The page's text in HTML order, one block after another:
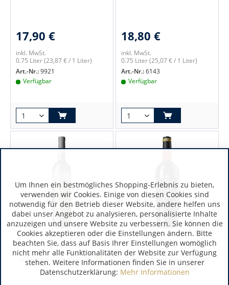
17,90 €
inkl. MwSt.
0.75 Liter(23,87 € / 1 Liter)
Art.-Nr.:9921
Verfügbar
18,80 €
inkl. MwSt.
0.75 Liter(25,07 € / 1 Liter)
Art.-Nr.:6143
Verfügbar
Burgenland | Österreich
Hillinger Hillside White
Apulien | Italien
Cantine due Palme 1943 del
Presidente Barrique
Um Ihnen ein bestmögliches Shopping-Erlebnis zu bieten,
verwenden wir Cookies. Einige von diesen Cookies sind
notwendig für den Betrieb dieser Website, andere helfen uns
dabei unser Angebot zu analysieren, personalisierte Inhalte
anzuzeigen und unsere Website zu verbessern. Sie können die
Cookies akzeptieren oder die Einstellungen ändern. Bitte
beachten Sie, dass auf Basis Ihrer Einstellungen womöglich
nicht mehr alle Funktionalitäten der Website zur Verfügung
stehen. Weitere Informationen finden Sie in unserer
Datenschutzerklärung: Mehr Informationen